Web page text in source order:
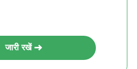
जारी रखें